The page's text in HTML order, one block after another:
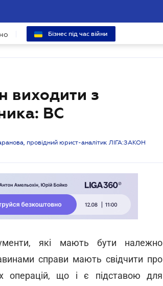
Бізнес під час війни
виходити з
ВС
провідний юрист-аналітик ЛІГА:ЗАКОН
які мають бути належно
справи мають свідчити про
операцій, що і є підставою для